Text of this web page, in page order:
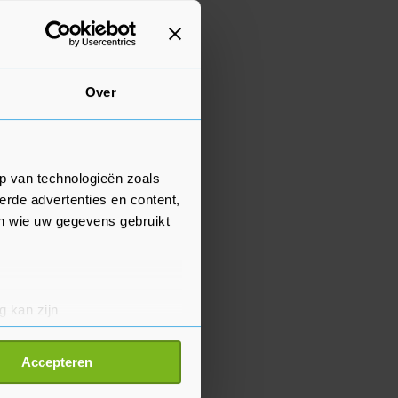
Over
van technologieën zoals
advertenties en content,
wie uw gegevens gebruikt
kan zijn
detailgedeelte
Accepteren